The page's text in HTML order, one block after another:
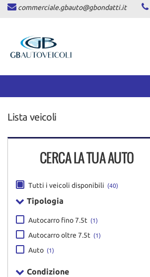
HOME
CHI SIAMO
AUTOVETTURE
PICKUP
COMMERCIALI INDUSTRIALI
ASSISTENZA
NEWS
CONTATTI
commerciale.gbauto@gbondatti.it
Lista veicoli
CERCA LA TUA AUTO
Tutti i veicoli disponibili (40)
Tipologia
Autocarro fino 7.5t (1)
Autocarro oltre 7.5t (1)
Auto (1)
Condizione